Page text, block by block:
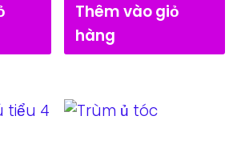
Thêm vào giỏ
hàng